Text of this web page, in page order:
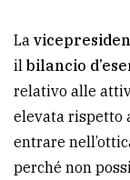
La
il bilancio
relativo alle
elevata rispetto
entrare
perché non